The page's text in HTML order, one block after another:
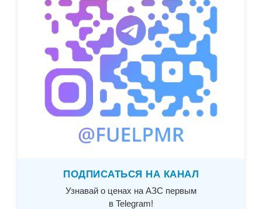
ПОДПИСАТЬСЯ НА КАНАЛ
Узнавай о ценах на АЗС первым
в Telegram!